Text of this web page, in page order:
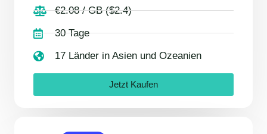
€2.08 / GB ($2.4)
30 Tage
17 Länder in Asien und Ozeanien
Jetzt Kaufen